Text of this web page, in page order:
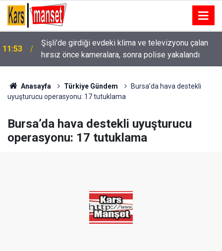
Şişli’de girdiği evdeki klima ve televizyonu çalan
hırsız önce kameralara, sonra polise yakalandı
11:53
Uludağ’da aç kalan ayı çöpten yemek aradı
Anasayfa Türkiye Gündem
Bursa’da hava destekli
uyuşturucu operasyonu: 17 tutuklama
Bursa’da hava destekli uyuşturucu
operasyonu: 17 tutuklama